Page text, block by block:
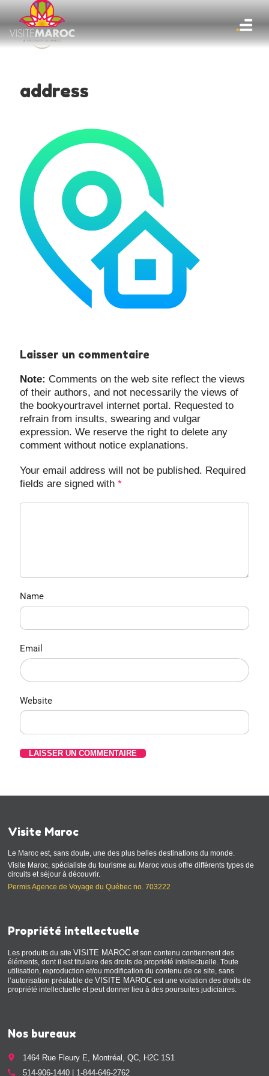
address
Laisser un commentaire
Note: Comments on the web site reflect the views
of their authors, and not necessarily the views of
the bookyourtravel internet portal. Requested to
refrain from insults, swearing and vulgar
expression. We reserve the right to delete any
comment without notice explanations.
Your email address will not be published. Required
fields are signed with*
Name
Email
Website
Visite Maroc
Le Maroc est, sans doute, une des plus belles destinations du monde.
Visite Maroc, spécialiste du tourisme au Maroc vous offre différents types de
circuits et séjour à découvrir.
Permis Agence de Voyage du Québec no. 703222
Propriété intellectuelle
Les produits du siteVISITE MAROC et son contenu contiennent des
éléments, dont il est titulaire des droits de propriété intellectuelle. Toute
utilisation, reproduction et/ou modification du contenu de ce site, sans
l’autorisation préalable deVISITE MAROC est une violation des droits de
propriété intellectuelle et peut donner lieu à des poursuites judiciaires.
Nos bureaux
place 1464 Rue Fleury E, Montréal, QC, H2C 1S1
call 514-906-1440 | 1-844-646-2762